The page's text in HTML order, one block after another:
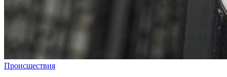
Происшествия